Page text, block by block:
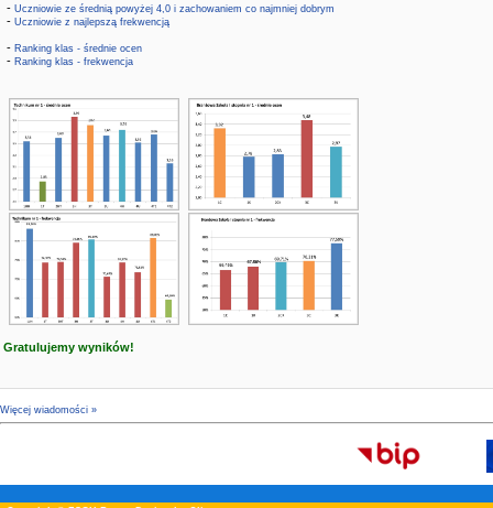
- Uczniowie ze średnią powyżej 4,0 i zachowaniem co najmniej dobrym
- Uczniowie z najlepszą frekwencją
- Ranking klas - średnie ocen
- Ranking klas - frekwencja
Gratulujemy wyników!
Więcej wiadomości »